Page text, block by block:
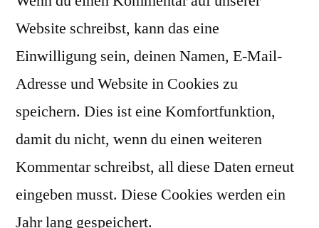
Website schreibst, kann das eine
Einwilligung sein, deinen Namen, E-Mail-
Adresse und Website in Cookies zu
speichern. Dies ist eine Komfortfunktion,
damit du nicht, wenn du einen weiteren
Kommentar schreibst, all diese Daten erneut
eingeben musst. Diese Cookies werden ein
Jahr lang gespeichert.